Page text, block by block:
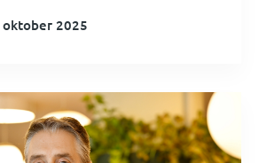
oktober 2025